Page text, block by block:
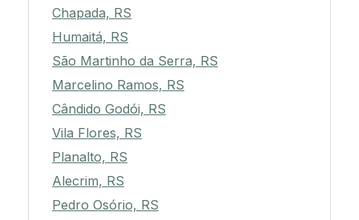
Chapada, RS
Humaitá, RS
São Martinho da Serra, RS
Marcelino Ramos, RS
Cândido Godói, RS
Vila Flores, RS
Planalto, RS
Alecrim, RS
Pedro Osório, RS